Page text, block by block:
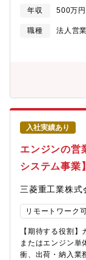
ニオンリーダー
を推進■クリニッ
層に対する、医
■0→1、1→10の事
仕掛けを自らが
大きな違いはこ
月に発足した新規
駆使した医療機器
導入することを使
医療現場の課題を
べく、事業を推
が増加し続ける
実現は喫緊の課題
2020年のCOVID-
炎AI検出ソフトウ
せました。これ
に最適なAIを全
開発しています。
年収 500万
職種
法人営業
入社実績あり
エンジンの営
システム事業】
三菱重工業株式
リモートワーク
【期待する役割
またはエンジン単
衝、出荷・納入業